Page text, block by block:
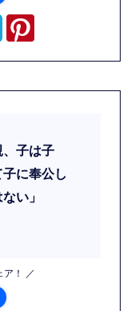
、子は子
に奉公し
い」
ア！ ／